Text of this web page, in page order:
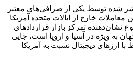
شده توسط یکی از صرافی‌های معتبر
معاملات خارج از ایالات متحده آمریکا
نشان‌دهنده تمرکز بازار قراردادهای
به ویژه در آسیا و اروپا است، جایی
ارزهای دیجیتال نسبت به آمریکا